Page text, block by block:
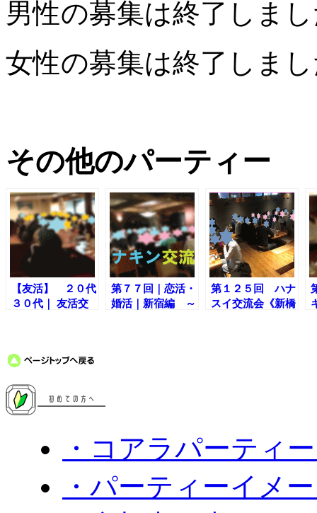
男性の募集は終了しま
女性の募集は終了しま
その他のパーティー
【友活】 ２０代
３０代｜ 友活交
第７７回｜恋活・
婚活｜新宿編 ～
第１２５回 ハナ
スイ交流会《新橋
・コアラパーティ
・パーティーイメ